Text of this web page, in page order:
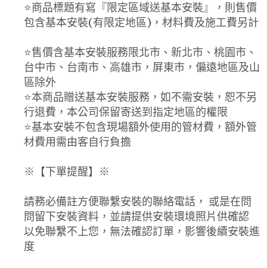
⭐️商品標題有寫『限定區域送基本安裝』，則售價
包含基本安裝(有限定地區)，材料費及施工費另計
⭐️售價含基本安裝服務限北市、新北市、桃園市、
台中市、台南市、高雄市，屏東市，偏遠地區及山
區除外
⭐️本商品贈送基本安裝服務，如不需安裝，恕不另
行退費，本公司保留寄送到指定地區的權限
⭐️基本安裝不包含現場額外使用的管材費，額外管
材費用需由客自行負擔
※【下單提醒】※
請務必備註方便聯繫安裝的聯絡電話， 或是在問
問留下安裝資料，並請提供安裝環境照片供確認
以免聯繫不上您，無法確認訂單，影響後續安裝進
度